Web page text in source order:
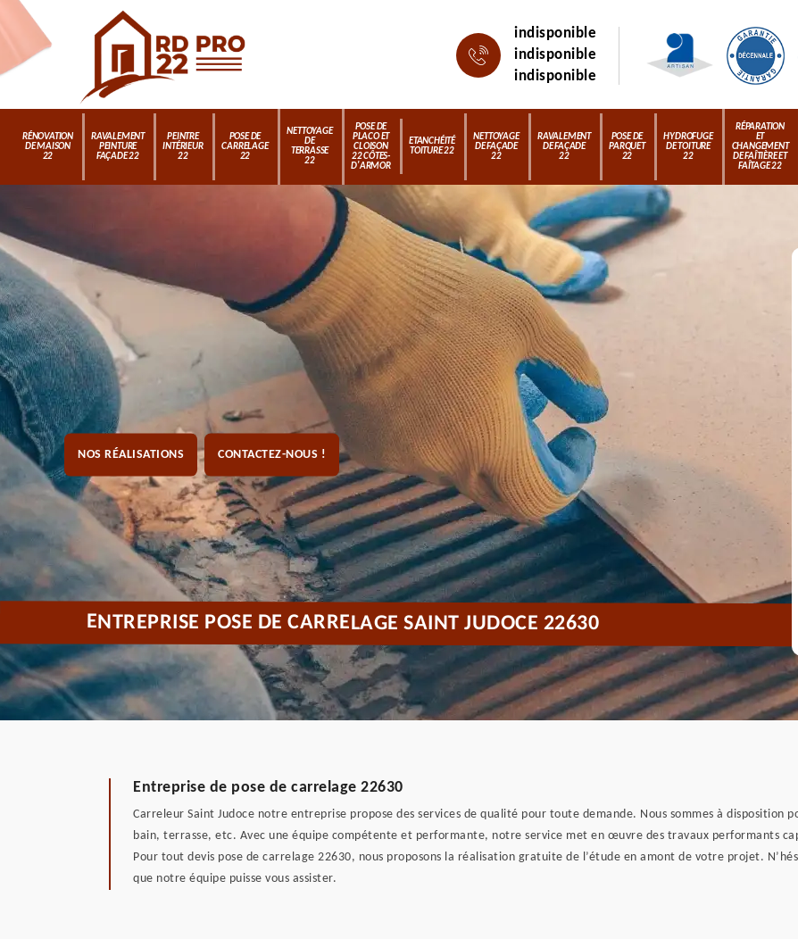
indisponible
indisponible
indisponible
RÉNOVATION
DE MAISON
22
RAVALEMENT
PEINTURE
FAÇADE 22
PEINTRE
INTÉRIEUR
22
POSE DE
CARRELAGE
22
NETTOYAGE
DE
TERRASSE
22
POSE DE
PLACO ET
CLOISON
22 CÔTES-
D'ARMOR
ETANCHÉITÉ
TOITURE 22
NETTOYAGE
DE FAÇADE
22
RAVALEMENT
DE FAÇADE
22
POSE DE
PARQUET
22
HYDROFUGE
DE TOITURE
22
RÉPARATION
ET
CHANGEMENT
DE FAÎTIÈRE ET
FAÎTAGE 22
NOS RÉALISATIONS CONTACTEZ-NOUS !
ENTREPRISE POSE DE CARRELAGE SAINT JUDOCE 22630
Entreprise de pose de carrelage 22630
Carreleur Saint Judoce notre entreprise propose des services de qualité pour toute demande. Nous sommes à disposition
bain, terrasse, etc. Avec une équipe compétente et performante, notre service met en œuvre des travaux performants
Pour tout devis pose de carrelage 22630, nous proposons la réalisation gratuite de l’étude en amont de votre projet.
que notre équipe puisse vous assister.